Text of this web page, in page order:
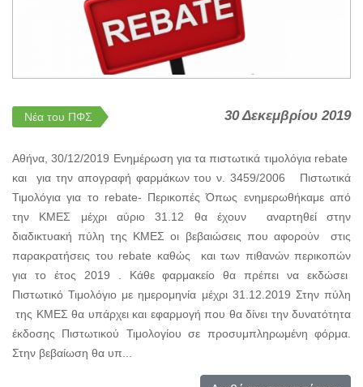
Νέα του ΠΦΣ 30 Δεκεμβρίου 2019
Αθήνα, 30/12/2019 Ενημέρωση για τα πιστωτικά τιμολόγια rebate
και για την απογραφή φαρμάκων του ν. 3459/2006 Πιστωτικά
Τιμολόγια για το rebate- Περικοπές Όπως ενημερωθήκαμε από
την ΚΜΕΣ μέχρι αύριο 31.12 θα έχουν αναρτηθεί στην
διαδικτυακή πύλη της ΚΜΕΣ οι βεβαιώσεις που αφορούν στις
παρακρατήσεις του rebate καθώς και των πιθανών περικοπών
για το έτος 2019 . Κάθε φαρμακείο θα πρέπει να εκδώσει
Πιστωτικό Τιμολόγιο με ημερομηνία μέχρι 31.12.2019 Στην πύλη
της ΚΜΕΣ θα υπάρχει και εφαρμογή που θα δίνει την δυνατότητα
έκδοσης Πιστωτικού Τιμολογίου σε προσυμπληρωμένη φόρμα.
Στην βεβαίωση θα υπ...